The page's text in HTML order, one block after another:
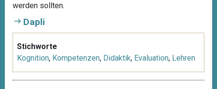
werden sollten.
Dapli
Stichworte
Kognition, Kompetenzen, Didaktik, Evaluation, Lehren